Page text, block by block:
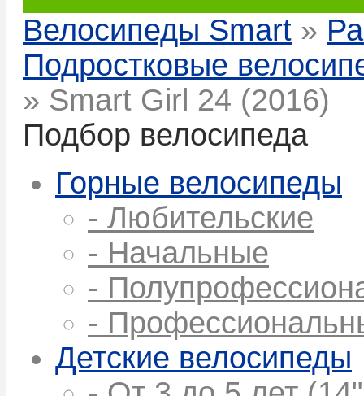
Велосипеды Smart »
Подростковые
» Smart Girl 24 (2016)
Подбор велосипеда
Горные велосипеды
- Любительские
- Начальные
-
-
Детские велосипеды